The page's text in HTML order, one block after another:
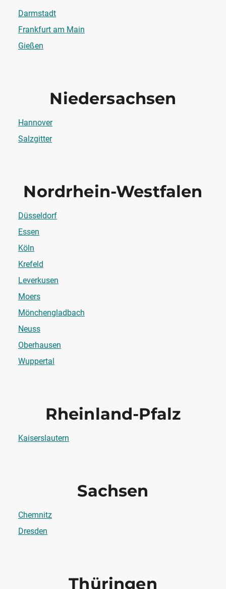
Darmstadt
Frankfurt am Main
Gießen
Niedersachsen
Hannover
Salzgitter
Nordrhein-Westfalen
Düsseldorf
Essen
Köln
Krefeld
Leverkusen
Moers
Mönchengladbach
Neuss
Oberhausen
Wuppertal
Rheinland-Pfalz
Kaiserslautern
Sachsen
Chemnitz
Dresden
Thüringen